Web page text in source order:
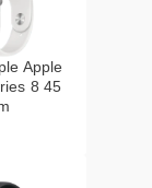
Apple
8 45